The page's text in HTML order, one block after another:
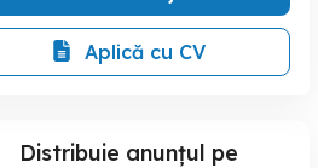
Aplică cu CV
Distribuie anunțul pe